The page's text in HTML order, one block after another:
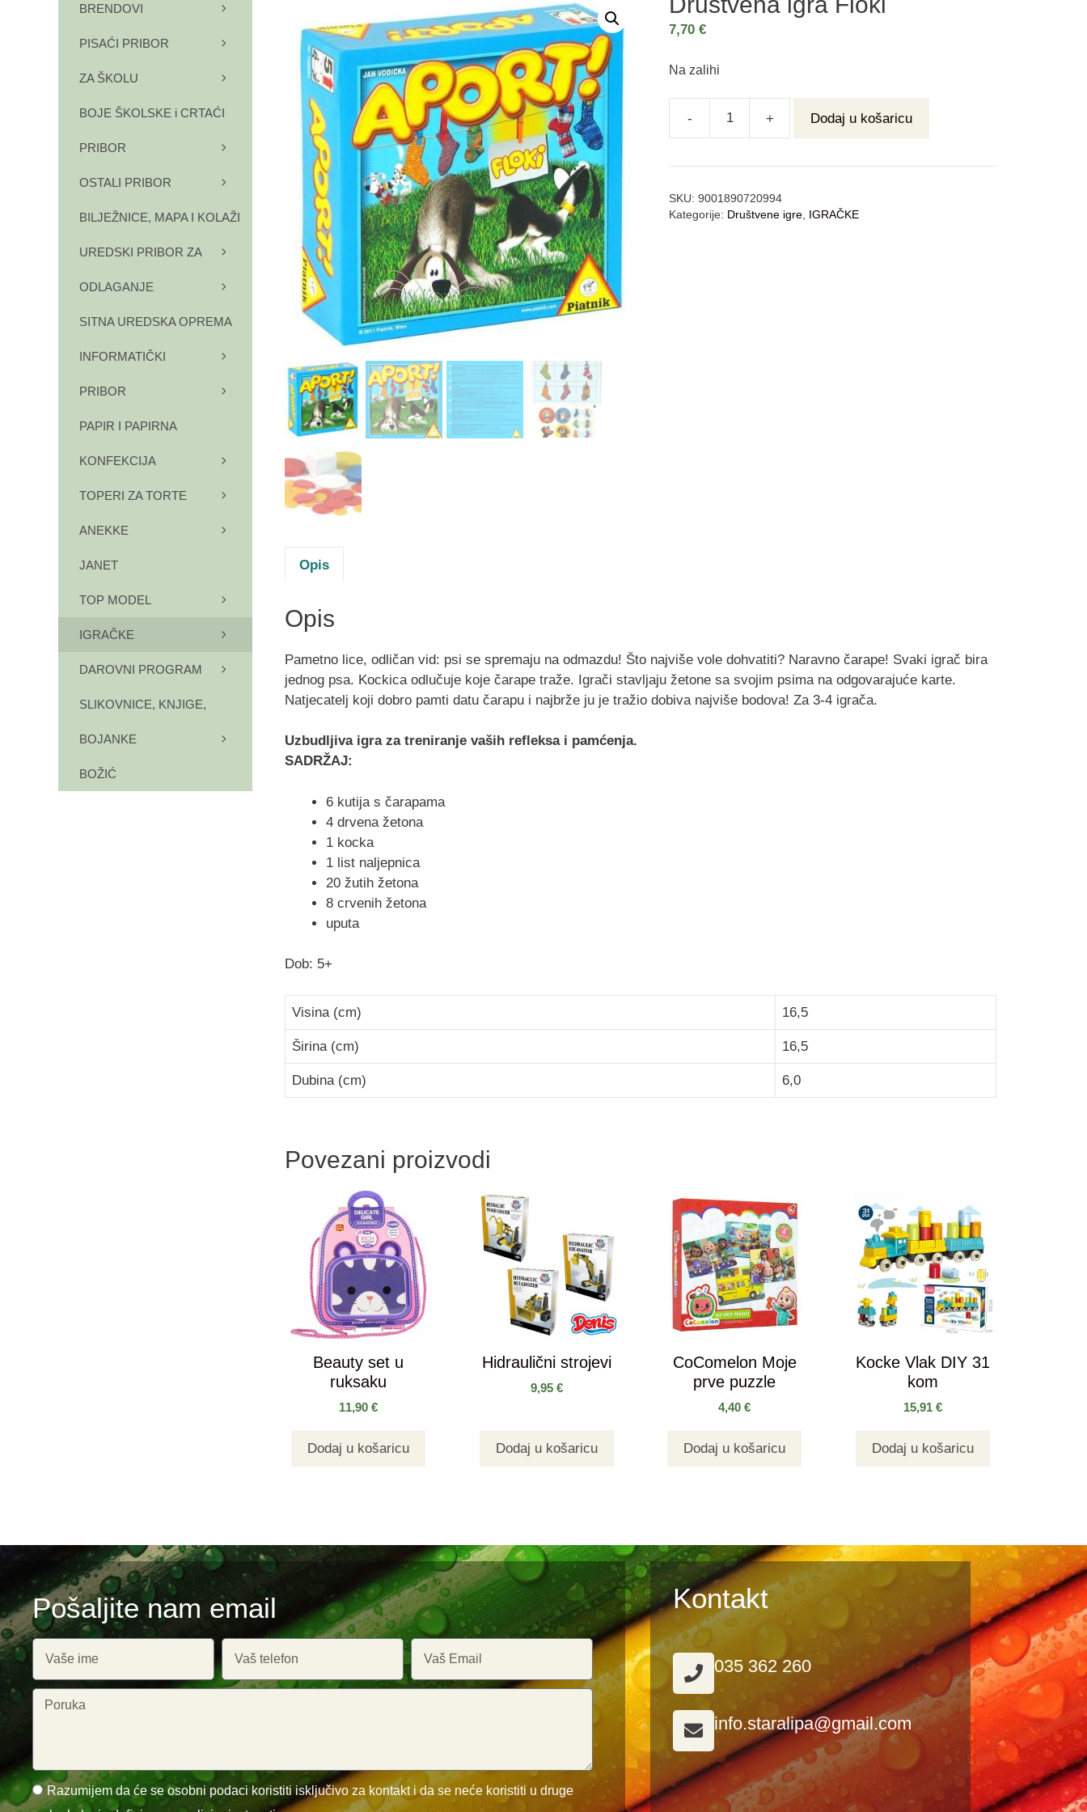
7,70€
Na zalihi
- + Dodaj u košaricu
SKU:9001890720994
Kategorije: Društvene igre, IGRAČKE
Opis
Opis
Pametno lice, odličan vid: psi se spremaju na odmazdu! Što najviše vole dohvatiti? Naravno čarape! Svaki igrač bira
jednog psa. Kockica odlučuje koje čarape traže. Igrači stavljaju žetone sa svojim psima na odgovarajuće karte.
Natjecatelj koji dobro pamti datu čarapu i najbrže ju je tražio dobiva najviše bodova! Za 3-4 igrača.
Uzbudljiva igra za treniranje vaših refleksa i pamćenja.
SADRŽAJ:
6 kutija s čarapama
4 drvena žetona
1 kocka
1 list naljepnica
20 žutih žetona
8 crvenih žetona
uputa
Dob: 5+
Visina (cm) 16,5
Širina (cm) 16,5
Dubina (cm) 6,0
Povezani proizvodi
Beauty set u
ruksaku
11,90€
Dodaj u košaricu
Hidraulični strojevi
9,95 €
Dodaj u košaricu
CoComelon Moje
prve puzzle
4,40€
Dodaj u košaricu
Kocke Vlak DIY 31
kom
15,91 €
Dodaj u košaricu
BRENDOVI
PISAĆI PRIBOR
ZA ŠKOLU
BOJE ŠKOLSKE i CRTAĆI
PRIBOR
OSTALI PRIBOR
BILJEŽNICE, MAPA I KOLAŽI
UREDSKI PRIBOR ZA
ODLAGANJE
SITNA UREDSKA OPREMA
INFORMATIČKI
PRIBOR
PAPIR I PAPIRNA
KONFEKCIJA
TOPERI ZA TORTE
ANEKKE
JANET
TOP MODEL
IGRAČKE
DAROVNI PROGRAM
SLIKOVNICE, KNJIGE,
BOJANKE
BOŽIĆ
Pošaljite nam email
Razumijem da će se osobni podaci koristiti isključivo za kontakt i da se neće koristiti u druge
Kontakt
035 362 260
info.staralipa@gmail.com